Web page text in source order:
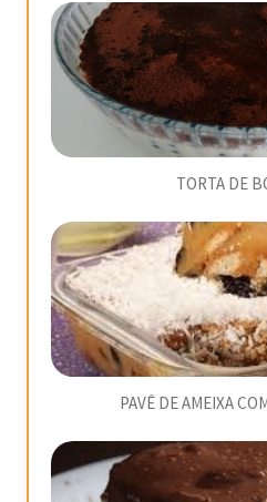
TORTA DE
PAVÊ DE AMEIXA